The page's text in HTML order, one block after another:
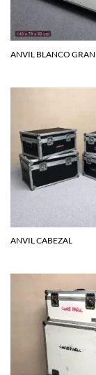
ANVIL BLANCO
ANVIL CABEZAL